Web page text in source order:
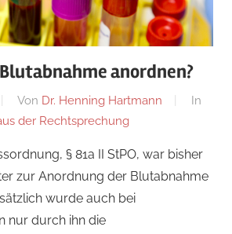
anordnen?
Von Dr. Henning Hartmann
In
der Rechtsprechung
§ 81a II StPO, war bisher
zur Anordnung der Blutabnahme
wurde auch bei
nur durch ihn die